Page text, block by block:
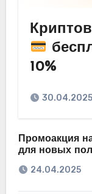
10%
30.04.2025
Промоакция
для новых
24.04.2025